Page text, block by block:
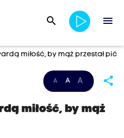
search menu
miłość, by mąż przestał pić
A A A share
miłość, by mąż